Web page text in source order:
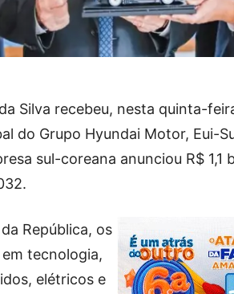
Silva recebeu, nesta quinta-
do Grupo Hyundai Motor, Eui-
sul-coreana anunciou R$ 1,1
República, os
tecnologia,
elétricos e